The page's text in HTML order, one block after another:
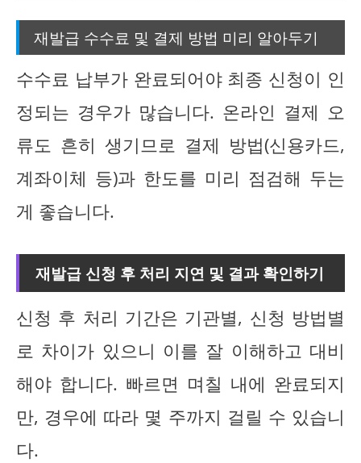
재발급 수수료 및 결제 방법 미리 알아두기
수수료 납부가 완료되어야 최종 신청이 인
정되는 경우가 많습니다. 온라인 결제 오
류도 흔히 생기므로 결제 방법(신용카드,
계좌이체 등)과 한도를 미리 점검해 두는
게 좋습니다.
재발급 신청 후 처리 지연 및 결과 확인하기
신청 후 처리 기간은 기관별, 신청 방법별
로 차이가 있으니 이를 잘 이해하고 대비
해야 합니다. 빠르면 며칠 내에 완료되지
만, 경우에 따라 몇 주까지 걸릴 수 있습니
다.